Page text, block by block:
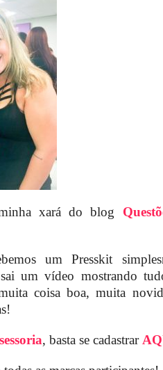
xará do blog
um Presskit
um vídeo mostrando
coisa boa, muita
, basta se cadastrar